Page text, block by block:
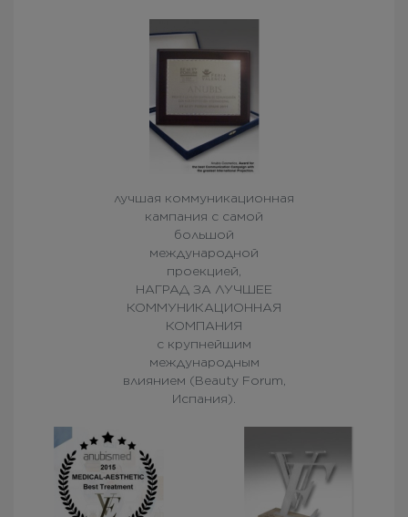
лучшая коммуникационная
кампания с самой
большой
международной
проекцией,
НАГРАД ЗА ЛУЧШЕЕ
КОММУНИКАЦИОННАЯ
КОМПАНИЯ
с крупнейшим
международным
влиянием (Beauty Forum,
Испания).